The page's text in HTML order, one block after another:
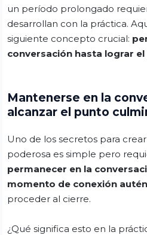
un período prolongado
desarrollan con la práctica.
siguiente concepto crucial:
conversación hasta lograr
Mantenerse en la
alcanzar el punto
Uno de los secretos para
poderosa es simple pero
permanecer en la
momento de conexión
proceder al cierre.
¿Qué significa esto en la